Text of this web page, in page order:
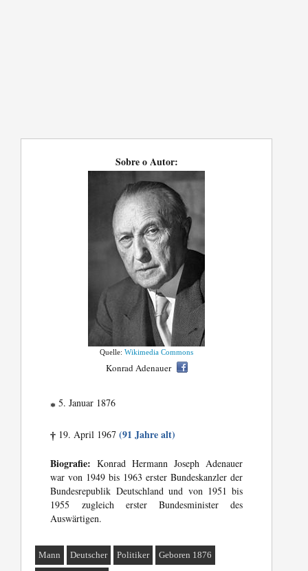
Sobre o Autor:
Quelle:Wikimedia Commons
Konrad Adenauer
* 5. Januar 1876
† 19. April 1967(91 Jahre alt)
Biografie: Konrad Hermann Joseph Adenauer
war von 1949 bis 1963 erster Bundeskanzler der
Bundesrepublik Deutschland und von 1951 bis
1955 zugleich erster Bundesminister des
Auswärtigen.
Mann Deutscher Politiker Geboren 1876